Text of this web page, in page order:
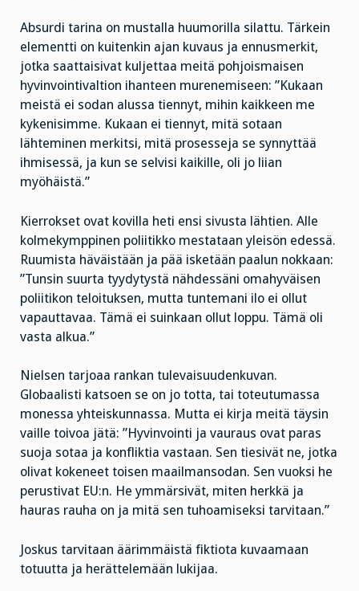
Absurdi tarina on mustalla huumorilla silattu. Tärkein
elementti on kuitenkin ajan kuvaus ja ennusmerkit,
jotka saattaisivat kuljettaa meitä pohjoismaisen
hyvinvointivaltion ihanteen murenemiseen: ”Kukaan
meistä ei sodan alussa tiennyt, mihin kaikkeen me
kykenisimme. Kukaan ei tiennyt, mitä sotaan
lähteminen merkitsi, mitä prosesseja se synnyttää
ihmisessä, ja kun se selvisi kaikille, oli jo liian
myöhäistä.”
Kierrokset ovat kovilla heti ensi sivusta lähtien. Alle
kolmekymppinen poliitikko mestataan yleisön edessä.
Ruumista häväistään ja pää isketään paalun nokkaan:
”Tunsin suurta tyydytystä nähdessäni omahyväisen
poliitikon teloituksen, mutta tuntemani ilo ei ollut
vapauttavaa. Tämä ei suinkaan ollut loppu. Tämä oli
vasta alkua.”
Nielsen tarjoaa rankan tulevaisuudenkuvan.
Globaalisti katsoen se on jo totta, tai toteutumassa
monessa yhteiskunnassa. Mutta ei kirja meitä täysin
vaille toivoa jätä: ”Hyvinvointi ja vauraus ovat paras
suoja sotaa ja konfliktia vastaan. Sen tiesivät ne, jotka
olivat kokeneet toisen maailmansodan. Sen vuoksi he
perustivat EU:n. He ymmärsivät, miten herkkä ja
hauras rauha on ja mitä sen tuhoamiseksi tarvitaan.”
Joskus tarvitaan äärimmäistä fiktiota kuvaamaan
totuutta ja herättelemään lukijaa.